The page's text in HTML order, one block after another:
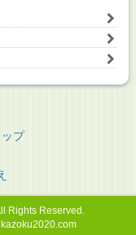
ップ
Rights Reserved.